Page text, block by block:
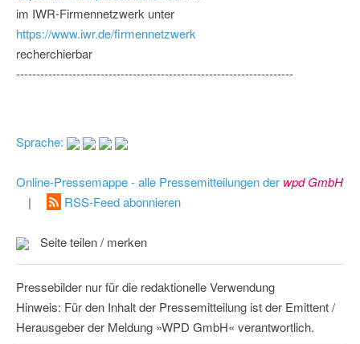
im IWR-Firmennetzwerk unter
https://www.iwr.de/firmennetzwerk
recherchierbar
---------------------------------------------------------------------
Sprache:
Online-Pressemappe - alle Pressemitteilungen der wpd GmbH
|
RSS-Feed abonnieren
Seite teilen / merken
Pressebilder nur für die redaktionelle Verwendung
Hinweis: Für den Inhalt der Pressemitteilung ist der Emittent /
Herausgeber der Meldung »WPD GmbH« verantwortlich.